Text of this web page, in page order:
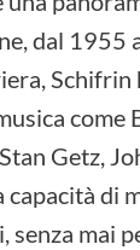
dal 1955
come
Getz,
capacità di
senza mai